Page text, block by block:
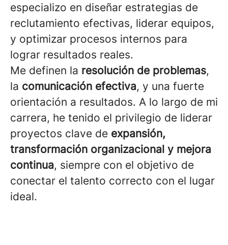
especializo en diseñar estrategias de
reclutamiento efectivas, liderar equipos,
y optimizar procesos internos para
lograr resultados reales.
Me definen la resolución de problemas,
la comunicación efectiva, y una fuerte
orientación a resultados. A lo largo de mi
carrera, he tenido el privilegio de liderar
proyectos clave de expansión,
transformación organizacional y mejora
continua, siempre con el objetivo de
conectar el talento correcto con el lugar
ideal.